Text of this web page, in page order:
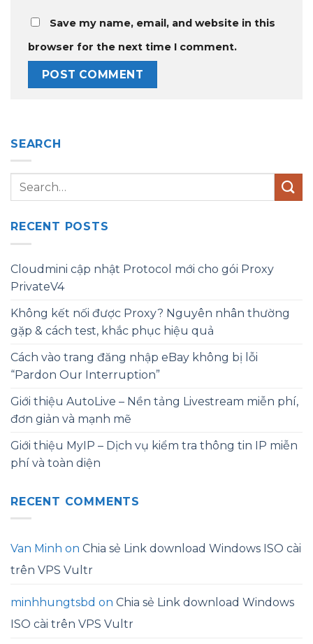
Save my name, email, and website in this
browser for the next time I comment.
SEARCH
RECENT POSTS
Cloudmini cập nhật Protocol mới cho gói Proxy
PrivateV4
Không kết nối được Proxy? Nguyên nhân thường
gặp & cách test, khắc phục hiệu quả
Cách vào trang đăng nhập eBay không bị lỗi
“Pardon Our Interruption”
Giới thiệu AutoLive – Nền tảng Livestream miễn phí,
đơn giản và mạnh mẽ
Giới thiệu MyIP – Dịch vụ kiểm tra thông tin IP miễn
phí và toàn diện
RECENT COMMENTS
Van Minh on Chia sẻ Link download Windows ISO cài
trên VPS Vultr
minhhungtsbd on Chia sẻ Link download Windows
ISO cài trên VPS Vultr